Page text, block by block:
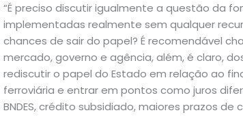
“É preciso discutir igualmente a questão da
implementadas realmente sem qualquer
chances de sair do papel? É recomendável
mercado, governo e agência, além, é claro,
rediscutir o papel do Estado em relação ao
ferroviária e entrar em pontos como juros
BNDES, crédito subsidiado, maiores prazos de